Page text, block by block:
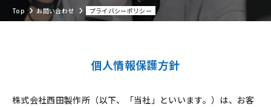
Top お問い合わせ プライバシーポリシー
個人情報保護方針
株式会社西田製作所（以下、「当社」といいます。）は、お客